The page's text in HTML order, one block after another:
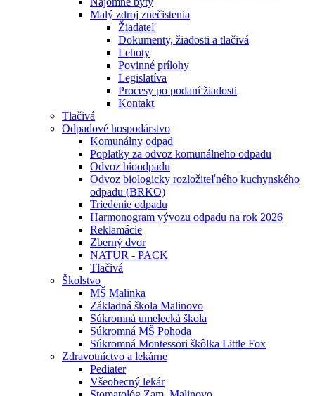
Malý zdroj znečistenia
Žiadateľ
Dokumenty, žiadosti a tlačivá
Lehoty
Povinné prílohy
Legislatíva
Procesy po podaní žiadosti
Kontakt
Tlačivá
Odpadové hospodárstvo
Komunálny odpad
Poplatky za odvoz komunálneho odpadu
Odvoz bioodpadu
Odvoz biologicky rozložiteľného kuchynského
odpadu (BRKO)
Triedenie odpadu
Harmonogram vývozu odpadu na rok 2026
Reklamácie
Zberný dvor
NATUR - PACK
Tlačivá
Školstvo
MŠ Malinka
Základná škola Malinovo
Súkromná umelecká škola
Súkromná MŠ Pohoda
Súkromná Montessori škôlka Little Fox
Zdravotníctvo a lekárne
Pediater
Všeobecný lekár